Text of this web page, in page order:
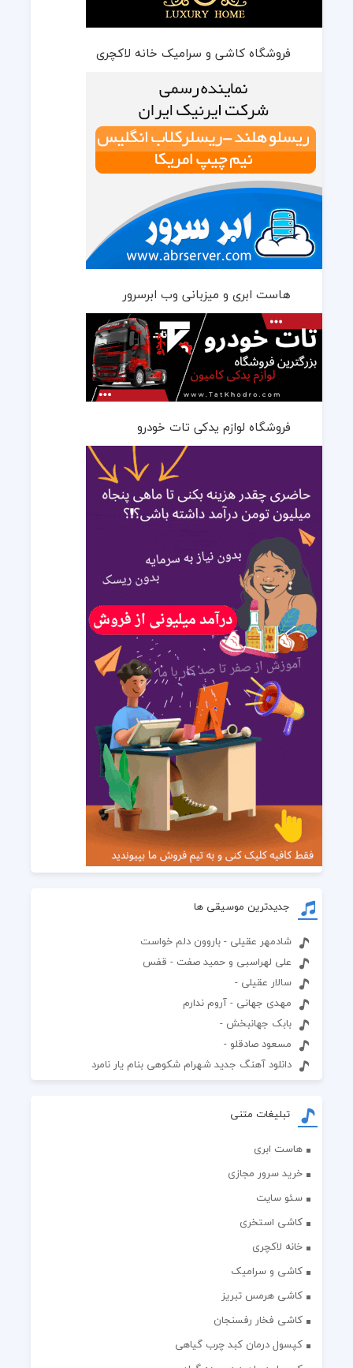
فروشگاه کاشی و سرامیک خانه لاکچری
هاست ابری و میزبانی وب ابرسرور
فروشگاه لوازم یدکی تات خودرو
جدیدترین موسیقی ها
شادمهر عقیلی - باروون دلم خواست
علی لهراسبی و حمید صفت - قفس
سالار عقیلی -
مهدی جهانی - آروم ندارم
بابک جهانبخش -
مسعود صادقلو -
دانلود آهنگ جدید شهرام شکوهی بنام یار نامرد
تبلیغات متنی
هاست ابری
خرید سرور مجازی
سئو سایت
کاشی استخری
خانه لاکچری
کاشی و سرامیک
کاشی هرمس تبریز
کاشی فخار رفسنجان
کپسول درمان کبد چرب گیاهی